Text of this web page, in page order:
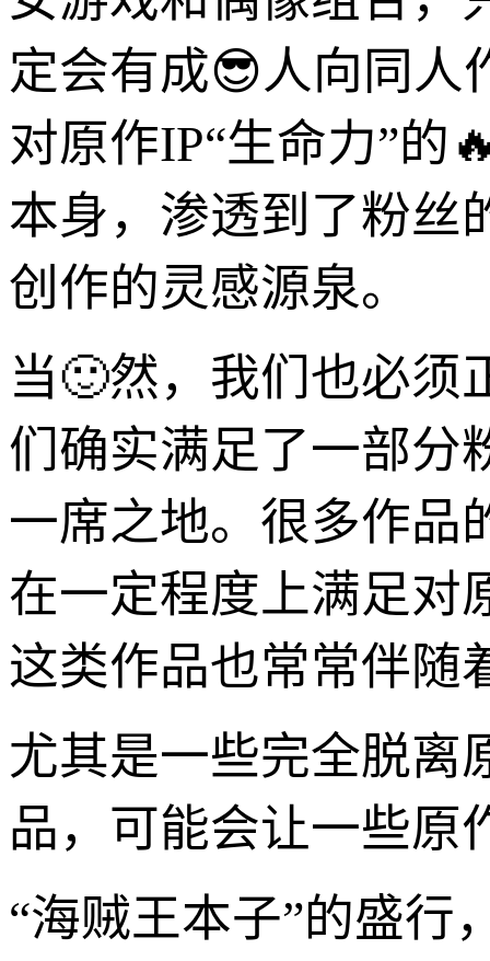
定会有成😎人向同人
对原作IP“生命力”
本身，渗透到了粉丝
创作的灵感源泉。
当🙂然，我们也必须
们确实满足了一部分
一席之地。很多作品
在一定程度上满足对
这类作品也常常伴随
尤其是一些完全脱离
品，可能会让一些原
“海贼王本子”的盛行